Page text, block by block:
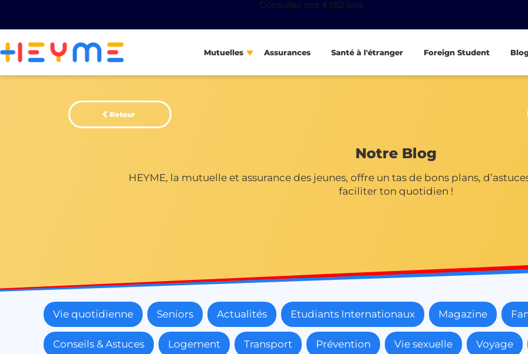
Mutuelles Assurances Santé à l'étranger Foreign Student
Retour
Notre Blog
HEYME, la mutuelle et assurance des jeunes, offre un tas de bons plans,
faciliter ton quotidien !
Vie quotidienne Seniors Actualités Etudiants Internationaux Magazine
Conseils & Astuces Logement Transport Prévention Vie sexuelle Voyage